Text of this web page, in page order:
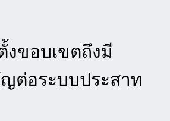
งขอบเขตถึงมี
ต่อระบบประสาท